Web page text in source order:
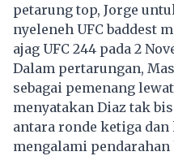
petarung top, Jorge
nyeleneh UFC baddest
ajag UFC 244 pada 2
Dalam pertarungan,
sebagai pemenang
menyatakan Diaz tak
antara ronde ketiga dan
mengalami pendarahan